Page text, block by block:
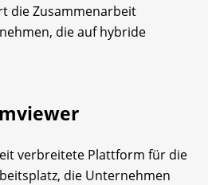
die Zusammenarbeit
die auf hybride
verbreitete Plattform für die
die Unternehmen